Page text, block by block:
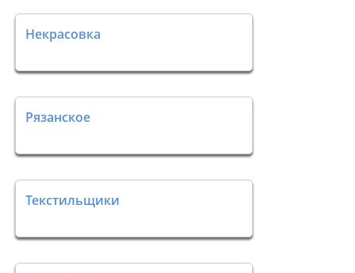
Некрасовка
Рязанское
Текстильщики